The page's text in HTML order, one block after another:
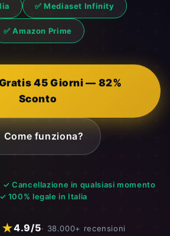
✅ Mediaset Infinity
✅ Amazon Prime
Gratis 45 Giorni — 82%
Sconto
funziona?
✓ Cancellazione in qualsiasi momento
✓ 100% legale in Italia
4.9/5· 38.000+ recensioni